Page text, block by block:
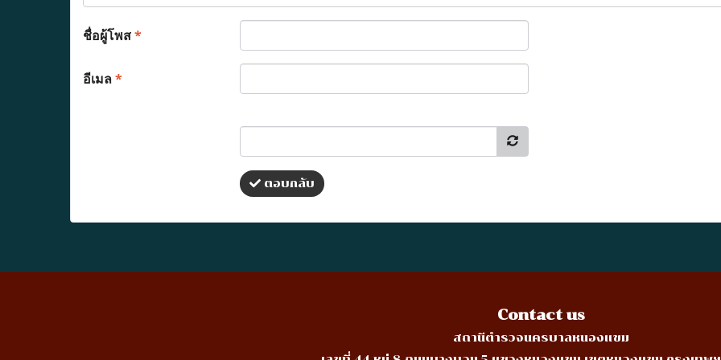
ชื่อผู้โพส*
อีเมล*
ตอบกลับ
Contact us
สถานีตำรวจนครบาลหนองแขม